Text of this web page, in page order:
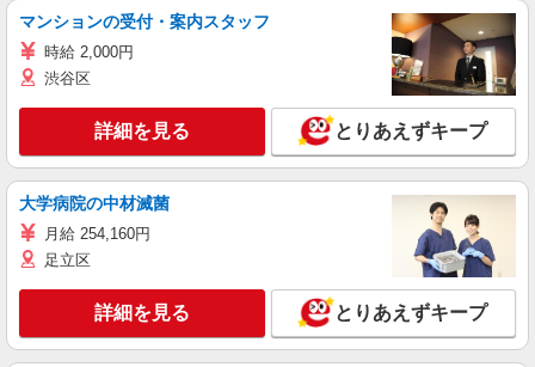
マンションの受付・案内スタッフ
時給 2,000円
渋谷区
詳細を見る とりあえずキープ
大学病院の中材滅菌
月給 254,160円
足立区
詳細を見る とりあえずキープ